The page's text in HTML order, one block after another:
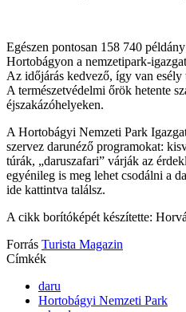
Egészen pontosan 158 740
Hortobágyon a nemzetipark-
Az időjárás kedvező, így van
A természetvédelmi őrök hetente
éjszakázóhelyeken.
A Hortobágyi Nemzeti Park
szervez darunéző programokat:
túrák, „daruszafari” várják az
egyénileg is meg lehet csodálni a
ide kattintva találsz.
A cikk borítóképét készítette:
Forrás Turista Magazin
Címkék
daru
Hortobágyi Nemzeti Park